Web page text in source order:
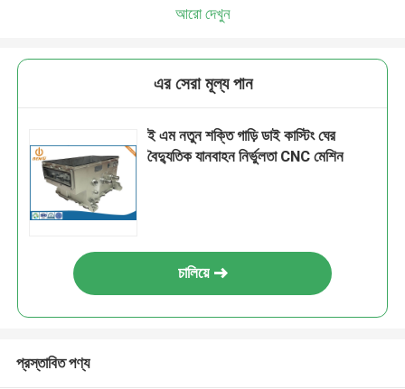
আরো দেখুন
এর সেরা মূল্য পান
ই এম নতুন শক্তি গাড়ি ডাই কাস্টিং ঘের
বৈদ্যুতিক যানবাহন নির্ভুলতা CNC মেশিন
চালিয়ে
প্রস্তাবিত পণ্য